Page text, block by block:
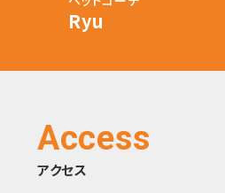
Ryu
Access
アクセス